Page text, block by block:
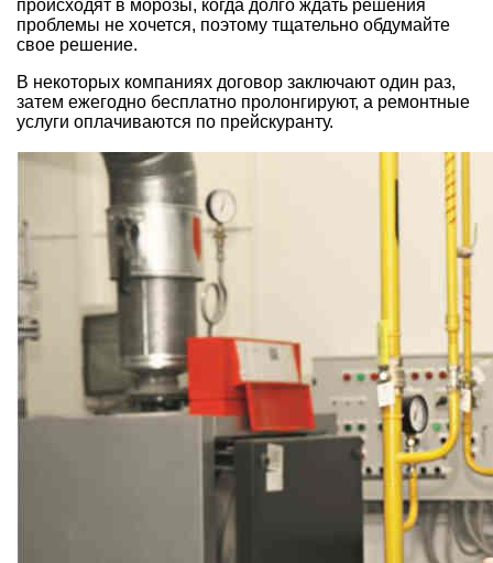
происходят в морозы, когда долго ждать решения
проблемы не хочется, поэтому тщательно обдумайте
свое решение.
В некоторых компаниях договор заключают один раз,
затем ежегодно бесплатно пролонгируют, а ремонтные
услуги оплачиваются по прейскуранту.